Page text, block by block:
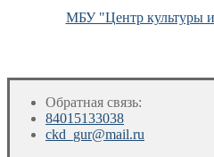
МБУ "Центр культуры и
Обратная связь:
84015133038
ckd_gur@mail.ru